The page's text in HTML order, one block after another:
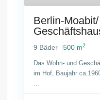
Berlin-
9 Bäder 500 m2
Das Wohn- und
im Hof, Baujahr
...